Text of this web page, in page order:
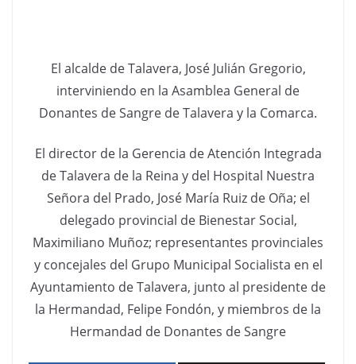
El alcalde de Talavera, José Julián Gregorio,
interviniendo en la Asamblea General de
Donantes de Sangre de Talavera y la Comarca.
El director de la Gerencia de Atención Integrada
de Talavera de la Reina y del Hospital Nuestra
Señora del Prado, José María Ruiz de Oña; el
delegado provincial de Bienestar Social,
Maximiliano Muñoz; representantes provinciales
y concejales del Grupo Municipal Socialista en el
Ayuntamiento de Talavera, junto al presidente de
la Hermandad, Felipe Fondón, y miembros de la
Hermandad de Donantes de Sangre